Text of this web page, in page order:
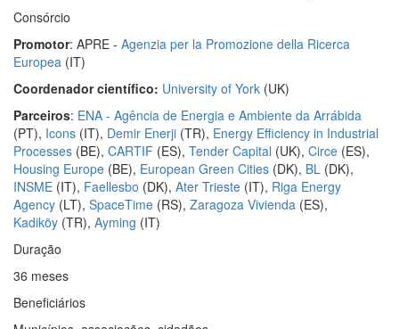
Consórcio
Promotor: APRE - Agenzia per la Promozione della Ricerca
Europea​ (IT)
Coordenador científico: University of York (UK)
Parceiros: ENA - Agência de Energia e Ambiente da Arrábida
(PT), Icons (IT), Demir Enerji (TR), Energy Efficiency in Industrial
Processes​ (BE), CARTIF (ES), Tender Capital (UK), Circe (ES),
Housing Europe (BE), European Green Cities (DK), BL (DK),
INSME (IT), Faellesbo (DK), Ater Trieste (IT), Riga Energy
Agency (LT), SpaceTime (RS), Zaragoza Vivienda (ES),
Kadiköy (TR), Ayming (IT)
Duração
36 meses
Beneficiários